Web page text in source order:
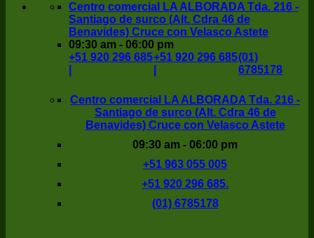
Centro comercial LA ALBORADA Tda. 216 -
Santiago de surco (Alt. Cdra 46 de
Benavides) Cruce con Velasco Astete
09:30 am - 06:00 pm
+51 920 296 685+51 920 296 685(01)
6785178
Centro comercial LA ALBORADA Tda. 216 -
Santiago de surco (Alt. Cdra 46 de
Benavides) Cruce con Velasco Astete
09:30 am - 06:00 pm
+51 963 055 005
+51 920 296 685.
(01) 6785178